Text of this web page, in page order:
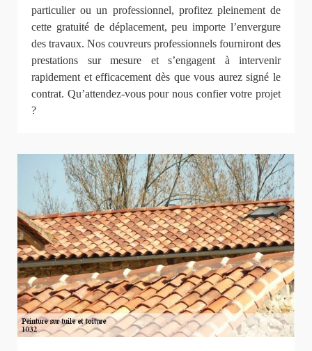
particulier ou un professionnel, profitez pleinement de
cette gratuité de déplacement, peu importe l’envergure
des travaux. Nos couvreurs professionnels fourniront des
prestations sur mesure et s’engagent à intervenir
rapidement et efficacement dès que vous aurez signé le
contrat. Qu’attendez-vous pour nous confier votre projet
?